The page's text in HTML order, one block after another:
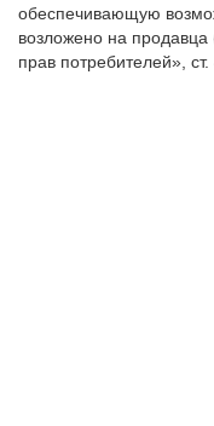
обеспечивающую
возложено на
прав потребителей»,